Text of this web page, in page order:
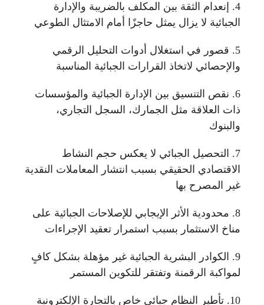
4. إنعدام الثقة بين المكلف بالضريبة والإدارة
الجبائية لا يزال يمثل حاجزًا أمام الامتثال الطوعي
5. قصور في استغلال أدوات التحليل الرقمي
والإحصائي لاتخاذ القرارات الجبائية المناسبة
6. نقص التنسيق بين الإدارة الجبائية والمؤسسات
ذات العلاقة مثل الجمارك، السجل التجاري،
والبنوك
7. التحصيل الجبائي لا يعكس حجم النشاط
الاقتصادي الحقيقي بسبب انتشار المعاملات النقدية
غير المصرح بها
8. محدودية الأثر الإيجابي للإصلاحات الجبائية على
مناخ الاستثمار بسبب استمرار تعقيد الإجراءات
9. الكوادر البشرية الجبائية غير مؤهلة بشكل كافٍ
لمواكبة الرقمنة وتفتقر للتكوين المستمر
10. تأطير النظام جبائي خاص بالتجارة الإلكترونية